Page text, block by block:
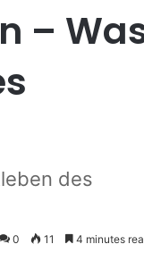
–
des
0 11 4 minutes